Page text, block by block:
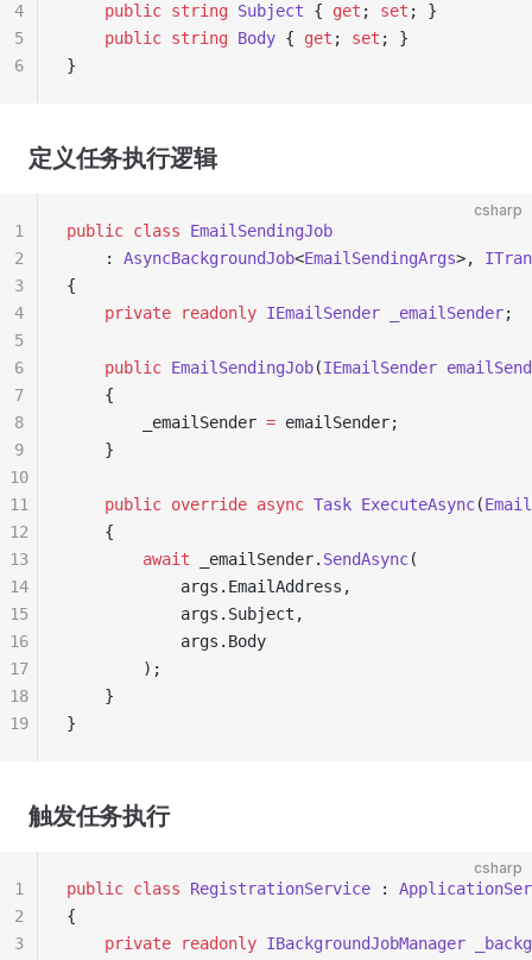
    public
string Subject { get ; set ; }
    public
string Body { get ; set ; }
}
4
5
6
定义任务执行逻辑
csharp
public class EmailSendingJob
    :
AsyncBackgroundJob<EmailSendingArgs>,
{
    private
readonly IEmailSender _emailSender;
    public
EmailSendingJob(IEmailSender
    {
        _emailSender
= emailSender;
    }
    public
override async Task ExecuteAsync(
    {
        await
_emailSender. SendAsync(
            args.EmailAddress,
            args.Subject,
            args.Body
        );
    }
}
1
2
3
4
5
6
7
8
9
10
11
12
13
14
15
16
17
18
19
触发任务执行
csharp
public class RegistrationService :
{
    private
readonly IBackgroundJobManager
1
2
3